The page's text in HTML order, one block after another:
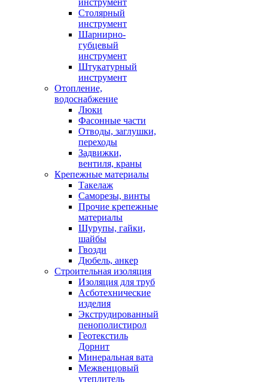
инструмент
Столярный
инструмент
Шарнирно-
губцевый
инструмент
Штукатурный
инструмент
Отопление,
водоснабжение
Люки
Фасонные части
Отводы, заглушки,
переходы
Задвижки,
вентиля, краны
Крепежные материалы
Такелаж
Саморезы, винты
Прочие крепежные
материалы
Шурупы, гайки,
шайбы
Гвозди
Дюбель, анкер
Строительная изоляция
Изоляция для труб
Асботехнические
изделия
Экструдированный
пенополистирол
Геотекстиль
Дорнит
Минеральная вата
Межвенцовый
утеплитель